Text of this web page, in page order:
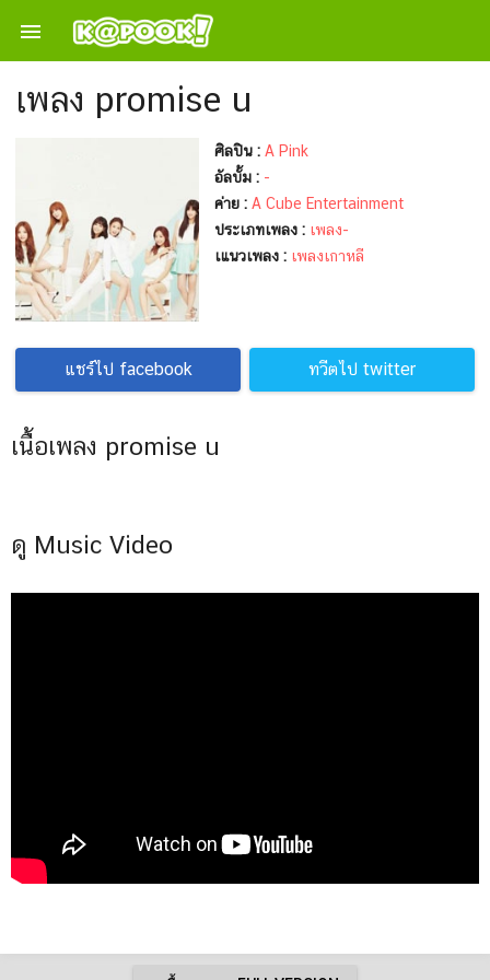

เพลง promise u
ศิลปิน : A Pink
อัลบั้ม : -
ค่าย : A Cube Entertainment
ประเภทเพลง : เพลง-
เแนวเพลง : เพลงเกาหลี
แชร์ไป facebook ทวีตไป twitter
เนื้อเพลง promise u
ดู Music Video